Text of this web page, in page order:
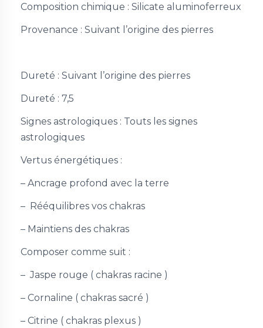
Composition chimique : Silicate aluminoferreux
Provenance : Suivant l’origine des pierres
Dureté : Suivant l’origine des pierres
Dureté : 7,5
Signes astrologiques : Touts les signes
astrologiques
Vertus énergétiques :
– Ancrage profond avec la terre
– Rééquilibres vos chakras
– Maintiens des chakras
Composer comme suit :
– Jaspe rouge ( chakras racine )
– Cornaline ( chakras sacré )
– Citrine ( chakras plexus )